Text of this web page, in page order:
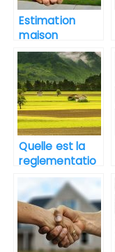
Estimation
maison
Montpellier
pour une
meilleure vente
Quelle est la
reglementatio
n pour la vente
d’un terrain
agricole ?